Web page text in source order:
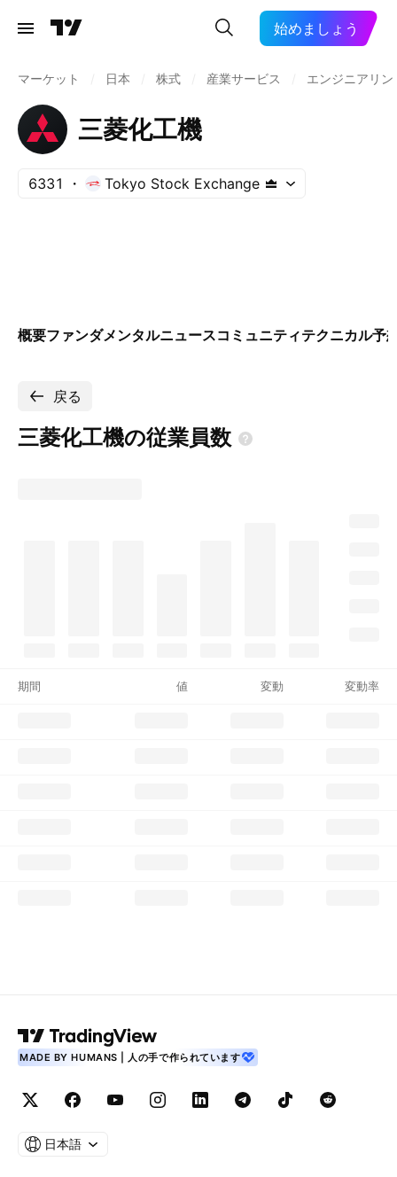
始めましょう
マーケット 日本 株式 産業サービス エンジニアリ
三菱化工機
6331 Tokyo Stock Exchange
概要ファンダメンタルニュースコミュニティテクニカル予
戻る
三菱化工機の従業員数
期間 値 変動 変動率
MADE BY HUMANS | 人の手で作られています
日本語